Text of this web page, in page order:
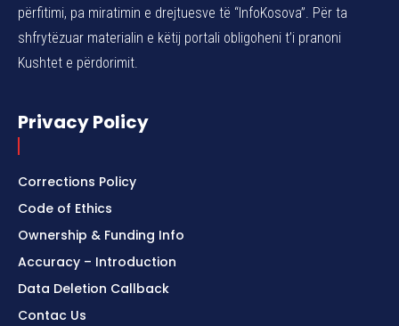
përfitimi, pa miratimin e drejtuesve të “InfoKosova”. Për ta
shfrytëzuar materialin e këtij portali obligoheni t’i pranoni
Kushtet e përdorimit.
Privacy Policy
Corrections Policy
Code of Ethics
Ownership & Funding Info
Accuracy – Introduction
Data Deletion Callback
Contac Us